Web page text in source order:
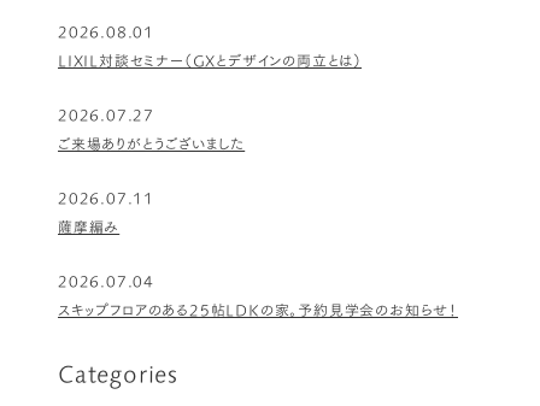
2026.08.01
LIXIL対談セミナー（GXとデザインの両立とは）
2026.07.27
ご来場ありがとうございました
2026.07.11
薩摩編み
2026.07.04
スキップフロアのある25帖LDKの家。予約見学会のお知らせ！
Categories